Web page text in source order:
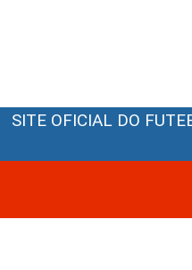
conteúdo
SITE OFICIAL DO